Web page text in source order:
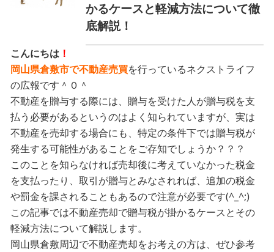
かるケースと軽減方法について徹
底解説！
こんにちは ！
岡山県倉敷市で不動産売買を行っているネクストライフ
の広報です＾０＾
不動産を贈与する際には、贈与を受けた人が贈与税を支
払う必要があるというのはよく知られていますが、実は
不動産を売却する場合にも、特定の条件下では贈与税が
発生する可能性があることをご存知でしょうか？？？
このことを知らなければ売却後に考えていなかった税金
を支払ったり、取引が贈与とみなされれば、追加の税金
や罰金を課されることもあるので注意が必要です(^_^;)
この記事では不動産売却で贈与税が掛かるケースとその
軽減方法について解説します。
岡山県倉敷周辺で不動産売却をお考えの方は、ぜひ参考